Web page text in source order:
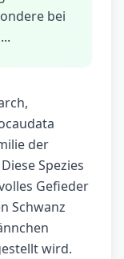
bei
der
Spezies
Gefieder
Schwanz
wird.